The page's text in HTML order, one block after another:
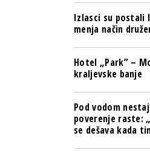
Izlasci su postali
menja način
Hotel „Park” –
kraljevske banje
Pod vodom
poverenje raste:
se dešava kada